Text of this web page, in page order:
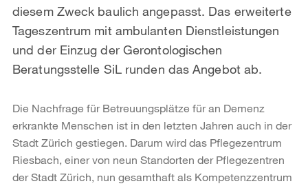
diesem Zweck baulich angepasst. Das erweiterte
Tageszentrum mit ambulanten Dienstleistungen
und der Einzug der Gerontologischen
Beratungsstelle SiL runden das Angebot ab.
Die Nachfrage für Betreuungsplätze für an Demenz
erkrankte Menschen ist in den letzten Jahren auch in der
Stadt Zürich gestiegen. Darum wird das Pflegezentrum
Riesbach, einer von neun Standorten der Pflegezentren
der Stadt Zürich, nun gesamthaft als Kompetenzzentrum